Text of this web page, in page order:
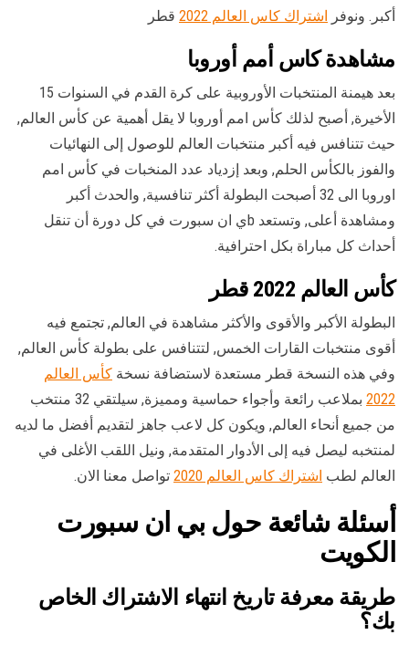
أكبر. ونوفر اشتراك كاس العالم 2022 قطر
مشاهدة كاس أمم أوروبا
بعد هيمنة المنتخبات الأوروبية على كرة القدم في السنوات 15
الأخيرة, أصبح لذلك كأس امم أوروبا لا يقل أهمية عن كأس العالم,
حيث تتنافس فيه أكبر منتخبات العالم للوصول إلى النهائيات
والفوز بالكأس الحلم, وبعد إزدياد عدد المنخبات في كأس امم
اوروبا الى 32 أصبحت البطولة أكثر تنافسية, والحدث أكبر
ومشاهدة أعلى, وتستعد bي ان سبورت في كل دورة أن تنقل
أحداث كل مباراة بكل احترافية.
كأس العالم 2022 قطر
البطولة الأكبر والأقوى والأكثر مشاهدة في العالم, تجتمع فيه
أقوى منتخبات القارات الخمس, لتتنافس على بطولة كأس العالم,
وفي هذه النسخة قطر مستعدة لاستضافة نسخة كأس العالم
2022
بملاعب رائعة وأجواء حماسية ومميزة, سيلتقي 32 منتخب
من جميع أنحاء العالم, ويكون كل لاعب جاهز لتقديم أفضل ما لديه
لمنتخبه ليصل فيه إلى الأدوار المتقدمة, ونيل اللقب الأغلى في
العالم لطب اشتراك كاس العالم 2020 تواصل معنا الان.
أسئلة شائعة حول بي ان سبورت
الكويت
طريقة معرفة تاريخ انتهاء الاشتراك الخاص
بك؟